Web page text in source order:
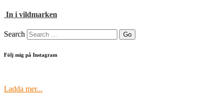
In i vildmarken
Search
Följ mig på Instagram
Ladda mer...